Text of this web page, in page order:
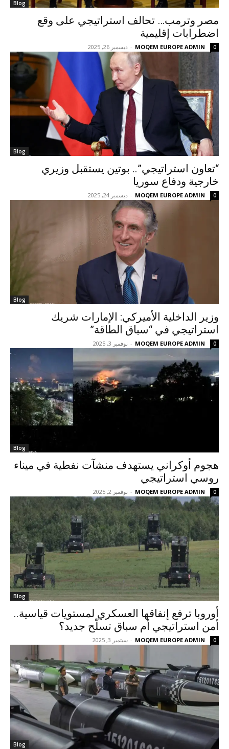
Blog
مصر وترمب… تحالف استراتيجي على وقع
اضطرابات إقليمية
MOQEM EUROPE ADMIN
- ديسمبر 26, 2025 0
Blog
“تعاون استراتيجي”.. بوتين يستقبل وزيري
خارجية ودفاع سوريا
MOQEM EUROPE ADMIN
- ديسمبر 24, 2025 0
Blog
وزير الداخلية الأميركي: الإمارات شريك
استراتيجي في “سباق الطاقة”
MOQEM EUROPE ADMIN
- نوفمبر 3, 2025 0
Blog
هجوم أوكراني يستهدف منشآت نفطية في ميناء
روسي استراتيجي
MOQEM EUROPE ADMIN
- نوفمبر 2, 2025 0
Blog
أوروبا ترفع إنفاقها العسكري لمستويات قياسية..
أمن استراتيجي أم سباق تسلّح جديد؟
MOQEM EUROPE ADMIN
- سبتمبر 3, 2025 0
Blog